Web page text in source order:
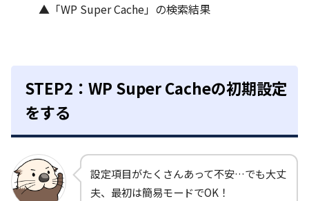
▲「WP Super Cache」の検索結果
STEP2：WP Super Cacheの初期設定
をする
設定項目がたくさんあって不安…でも大丈
夫、最初は簡易モードでOK！